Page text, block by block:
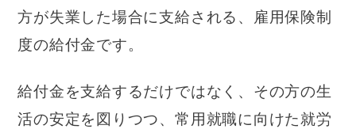
方が失業した場合に支給される、雇用保険制
度の給付金です。
給付金を支給するだけではなく、その方の生
活の安定を図りつつ、常用就職に向けた就労